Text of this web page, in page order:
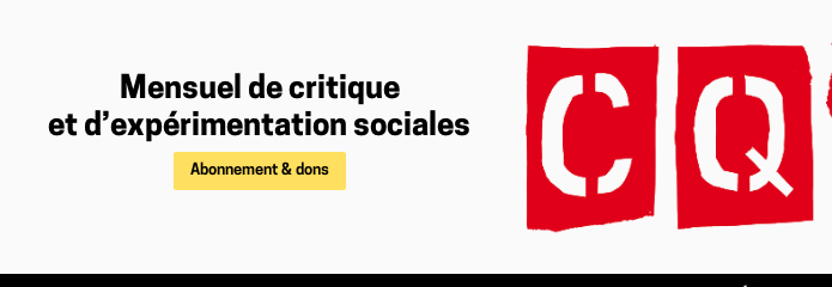
Mensuel de critique
et d’expérimentation sociales
Abonnement & dons